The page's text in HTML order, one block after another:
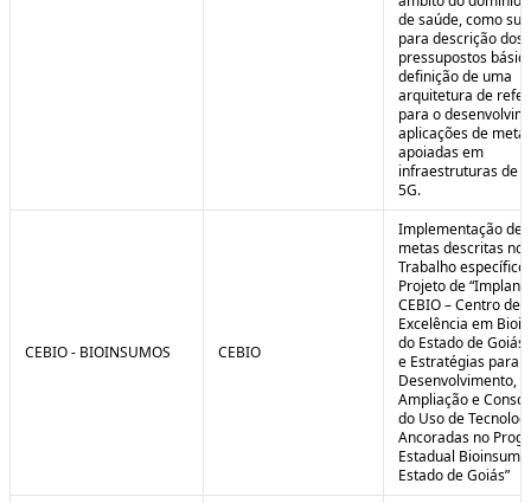
de saúde, como
para descrição dos
pressupostos
definição de uma
arquitetura de
para o
aplicações de
apoiadas em
infraestruturas de
5G.
CEBIO - BIOINSUMOS CEBIO
Implementação de
metas descritas no
Trabalho específico
Projeto de
CEBIO – Centro de
Excelência em
do Estado de Goiás
e Estratégias para o
Desenvolvimento,
Ampliação e
do Uso de
Ancoradas no
Estadual
Estado de Goiás”